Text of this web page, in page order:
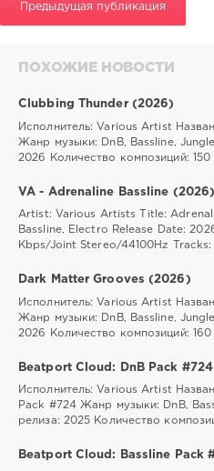
Предыдущая публикация
ПОХОЖИЕ НОВОСТИ
Сlubbing Thunder (2026)
Исполнитель: Various Artist
Жанр музыки: DnB, Bassline,
2026 Количество композиций: 150
VA - Adrenaline Bassline (2026)
Artist: Various Artists Title:
Bassline, Electro Release Date:
Kbps/Joint Stereo/44100Hz Tracks:
Dark Matter Grooves (2026)
Исполнитель: Various Artist
Жанр музыки: DnB, Bassline,
2026 Количество композиций: 160
Beatport Cloud: DnB Pack
Исполнитель: Various Artist
Pack #724 Жанр музыки: DnB,
релиза: 2025 Количество
Beatport Cloud: Bassline Pack